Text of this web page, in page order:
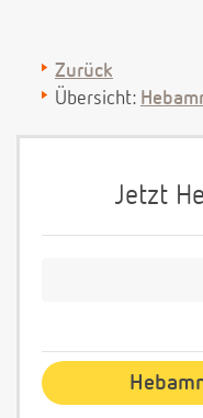
Zurück
Übersicht:
Jetzt